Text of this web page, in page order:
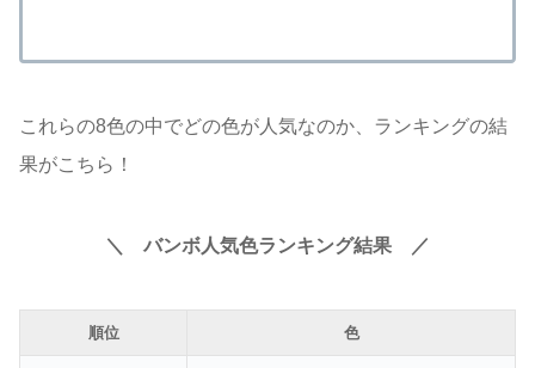
これらの8色の中でどの色が人気なのか、ランキングの結
果がこちら！
＼ バンボ人気色ランキング結果 ／
順位 色